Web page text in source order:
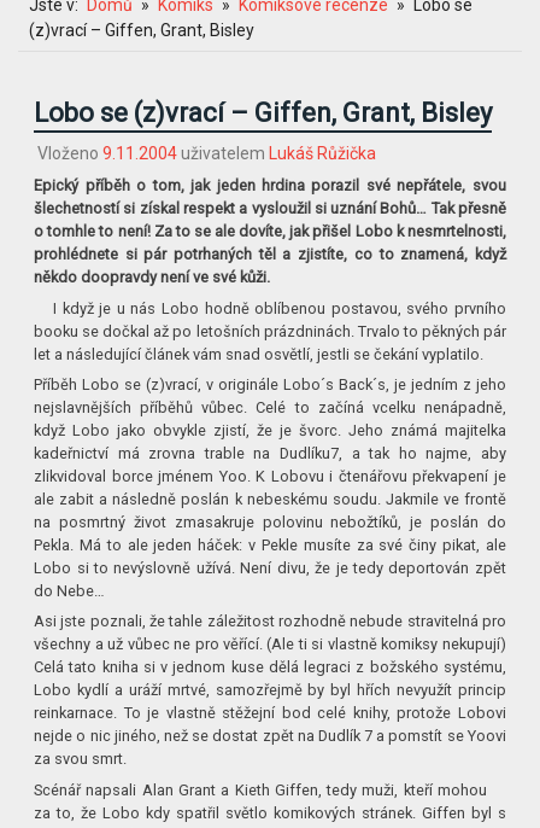
Jste v: Domů Komiks Komiksové recenze
Lobo se
(z)vrací – Giffen, Grant, Bisley
Lobo se (z)vrací – Giffen, Grant, Bisley
Vloženo 9.11.2004uživatelem Lukáš Růžička
Epický příběh o tom, jak jeden hrdina porazil své nepřátele, svou
šlechetností si získal respekt a vysloužil si uznání Bohů… Tak přesně
o tomhle to není! Za to se ale dovíte, jak přišel Lobo k nesmrtelnosti,
prohlédnete si pár potrhaných těl a zjistíte, co to znamená, když
někdo doopravdy není ve své kůži.
I když je u nás Lobo hodně oblíbenou postavou, svého prvního
booku se dočkal až po letošních prázdninách. Trvalo to pěkných pár
let a následující článek vám snad osvětlí, jestli se čekání vyplatilo.
Příběh Lobo se (z)vrací, v originále Lobo´s Back´s, je jedním z jeho
nejslavnějších příběhů vůbec. Celé to začíná vcelku nenápadně,
když Lobo jako obvykle zjistí, že je švorc. Jeho známá majitelka
kadeřnictví má zrovna trable na Dudlíku7, a tak ho najme, aby
zlikvidoval borce jménem Yoo. K Lobovu i čtenářovu překvapení je
ale zabit a následně poslán k nebeskému soudu. Jakmile ve frontě
na posmrtný život zmasakruje polovinu nebožtíků, je poslán do
Pekla. Má to ale jeden háček: v Pekle musíte za své činy pikat, ale
Lobo si to nevýslovně užívá. Není divu, že je tedy deportován zpět
do Nebe…
Asi jste poznali, že tahle záležitost rozhodně nebude stravitelná pro
všechny a už vůbec ne pro věřící. (Ale ti si vlastně komiksy nekupují)
Celá tato kniha si v jednom kuse dělá legraci z božského systému,
Lobo kydlí a uráží mrtvé, samozřejmě by byl hřích nevyužít princip
reinkarnace. To je vlastně stěžejní bod celé knihy, protože Lobovi
nejde o nic jiného, než se dostat zpět na Dudlík 7 a pomstít se Yoovi
za svou smrt.
Scénář napsali Alan Grant a Kieth Giffen, tedy muži, kteří mohou
za to, že Lobo kdy spatřil světlo komikových stránek. Giffen byl s